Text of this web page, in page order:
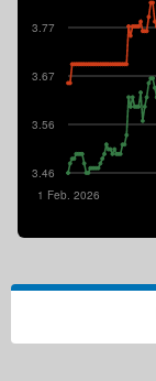
3.46
3.56
3.67
3.77
1 Feb. 2026